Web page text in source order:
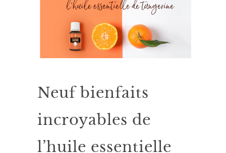
Neuf bienfaits
incroyables de
l’huile essentielle